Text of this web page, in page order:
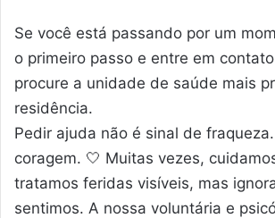
Se você está passando por um
o primeiro passo e entre em
procure a unidade de saúde mais
residência.
Pedir ajuda não é sinal de
coragem. 🤍 Muitas vezes,
tratamos feridas visíveis, mas
sentimos. A nossa voluntária e